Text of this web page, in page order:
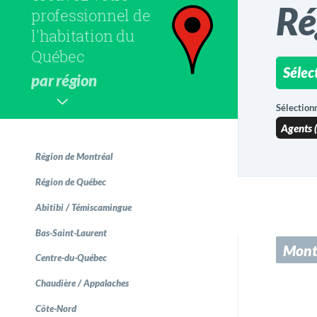
professionnel de
l'habitation du
Québec
par région
Région de Montréal
Région de Québec
Abitibi / Témiscamingue
Bas-Saint-Laurent
Centre-du-Québec
Chaudière / Appalaches
Côte-Nord
Lachine